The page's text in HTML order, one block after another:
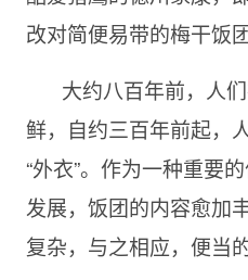
改对简便易带的梅干饭
大约八百年前，人
鲜，自约三百年前起，
“外衣”。作为一种重要
发展，饭团的内容愈加
复杂，与之相应，便当